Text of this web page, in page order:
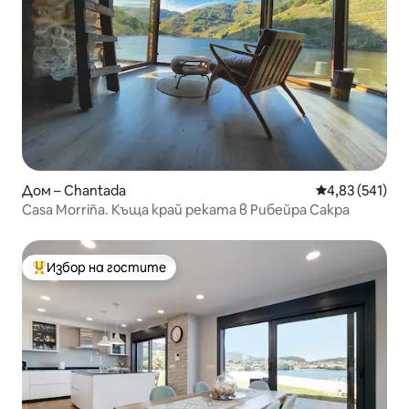
Дом – Chantada Средна
4,83 (541)
Casa Morriña. Къща край реката в Рибейра Сакра
Най-популярен избор на гостите
Избор на гостите